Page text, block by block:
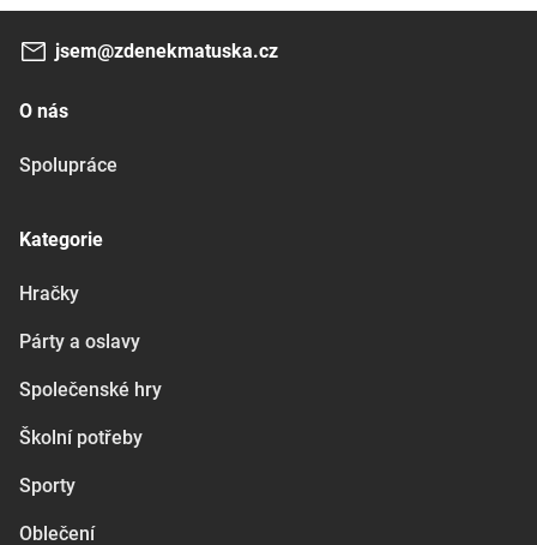
jsem@zdenekmatuska.cz
O nás
Spolupráce
Kategorie
Hračky
Párty a oslavy
Společenské hry
Školní potřeby
Sporty
Oblečení